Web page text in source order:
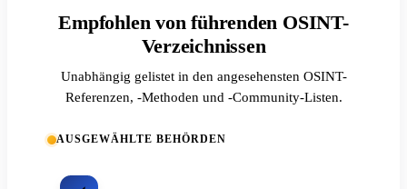
Empfohlen von führenden OSINT-
Verzeichnissen
Unabhängig gelistet in den angesehensten OSINT-
Referenzen, -Methoden und -Community-Listen.
AUSGEWÄHLTE BEHÖRDEN